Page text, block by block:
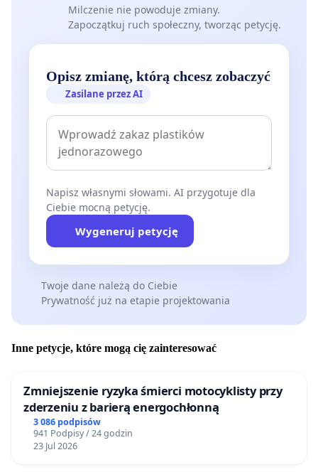
Milczenie nie powoduje zmiany.
Zapoczątkuj ruch społeczny, tworząc petycję.
Opisz zmianę, którą chcesz zobaczyć
Zasilane przez AI
Napisz własnymi słowami. AI przygotuje dla
Ciebie mocną petycję.
Wygeneruj petycję
Twoje dane należą do Ciebie
Prywatność już na etapie projektowania
Inne petycje, które mogą cię zainteresować
Zmniejszenie ryzyka śmierci motocyklisty przy
zderzeniu z barierą energochłonną
3 086 podpisów
941 Podpisy / 24 godzin
23 Jul 2026